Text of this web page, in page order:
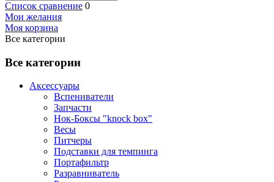
Список сравнение 0
Мои желания
Моя корзина
Все категории
Все категории
Аксессуары
Вспениватели
Запчасти
Нок-Боксы "knock box"
Весы
Питчеры
Подставки для темпинга
Портафильтр
Разравниватель